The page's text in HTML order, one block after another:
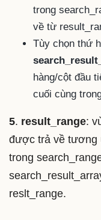
trong
về từ
Tùy chọn thứ
hàng/cột đầu
cuối cùng
5. result_range:
được trả về tương
trong
reslt_range.